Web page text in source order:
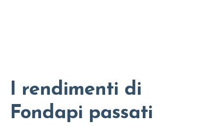
I rendimenti di
Fondapi passati